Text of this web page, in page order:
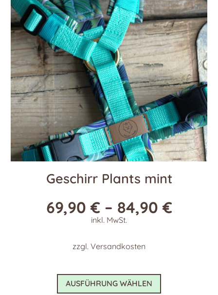
Die
Optionen
können
auf
der
Produktseite
gewählt
werden
Geschirr Plants mint
69,90€ – 84,90€
inkl. MwSt.
zzgl. Versandkosten
AUSFÜHRUNG WÄHLEN
Dieses